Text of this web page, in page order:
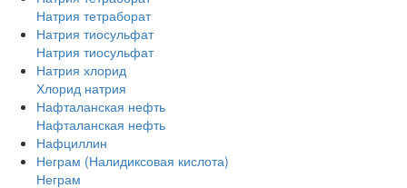
Натрия тетраборат
Натрия тиосульфат
Натрия тиосульфат
Натрия хлорид
Хлорид натрия
Нафталанская нефть
Нафталанская нефть
Нафциллин
Неграм (Налидиксовая кислота)
Неграм